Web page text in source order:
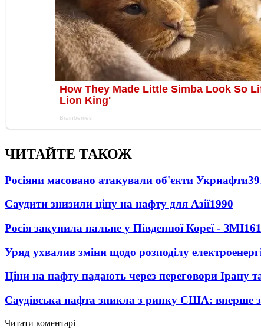
ЧИТАЙТЕ ТАКОЖ
Росіяни масовано атакували об'єкти Укрнафти
Саудити знизили ціну на нафту для Азії1990
Росія закупила пальне у Південної Кореї - ЗМІ
Уряд ухвалив зміни щодо розподілу
Ціни на нафту падають через переговори Ірану
Саудівська нафта зникла з ринку США: вперше
Читати коментарі